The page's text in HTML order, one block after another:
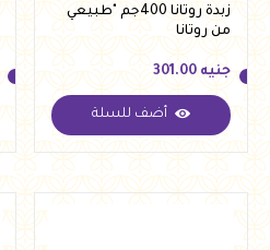
زبدة روتانا 400جم "طبيعي
من روتانا
جنيه
جنيه 301.00
أضف للسلة